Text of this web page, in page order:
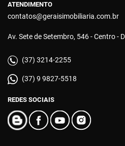
ATENDIMENTO
contatos@geraisimobiliaria.com.br
Av. Sete de Setembro, 546 - Centro -
(37) 3214-2255
(37) 9 9827-5518
REDES SOCIAIS